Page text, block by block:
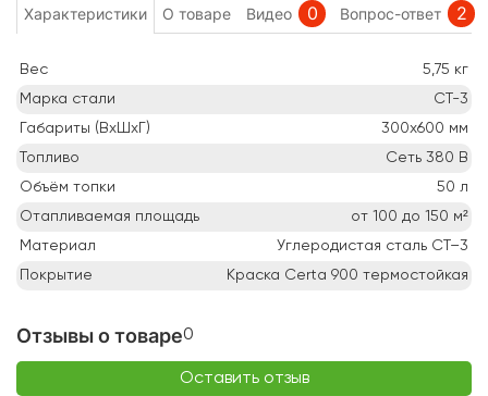
Характеристики О товаре Видео 0 Вопрос-ответ 2
Вес 5,75 кг
Марка стали
СТ-3
Габариты (ВхШхГ)
300х600 мм
Топливо
Сеть 380 В
Объём топки
50 л
Отапливаемая площадь
от 100 до 150 м²
Материал
Углеродистая сталь СТ–3
Покрытие
Краска Certa 900 термостойкая
Отзывы о товаре0
Оставить отзыв